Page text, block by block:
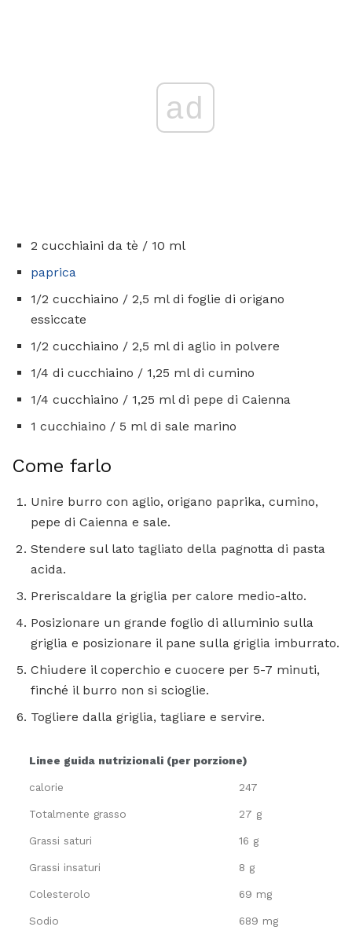
ad
2 cucchiaini da tè / 10 ml
paprica
1/2 cucchiaino / 2,5 ml di foglie di origano
essiccate
1/2 cucchiaino / 2,5 ml di aglio in polvere
1/4 di cucchiaino / 1,25 ml di cumino
1/4 cucchiaino / 1,25 ml di pepe di Caienna
1 cucchiaino / 5 ml di sale marino
Come farlo
Unire burro con aglio, origano paprika, cumino,
pepe di Caienna e sale.
Stendere sul lato tagliato della pagnotta di pasta
acida.
Preriscaldare la griglia per calore medio-alto.
Posizionare un grande foglio di alluminio sulla
griglia e posizionare il pane sulla griglia imburrato.
Chiudere il coperchio e cuocere per 5-7 minuti,
finché il burro non si scioglie.
Togliere dalla griglia, tagliare e servire.
Linee guida nutrizionali (per porzione)
calorie 247
Totalmente grasso 27 g
Grassi saturi 16 g
Grassi insaturi 8 g
Colesterolo 69 mg
Sodio 689 mg